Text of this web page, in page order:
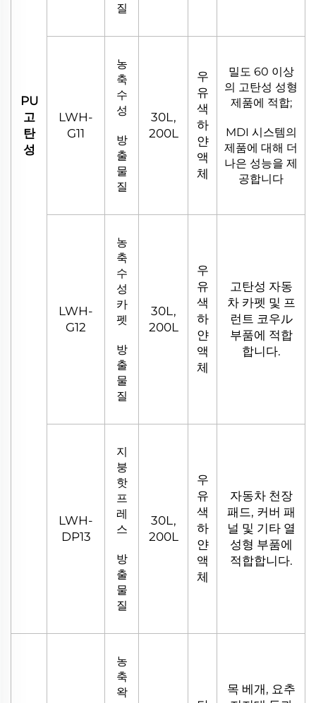
PU
고
탄
성
질
LWH-
G11
농
축
수
성
방
출
물
질
30L,
200L
우
유
색
하
얀
액
체
밀도 60 이상
의 고탄성 성형
제품에 적합;
MDI 시스템의
제품에 대해 더
나은 성능을 제
공합니다
LWH-
G12
농
축
수
성
카
펫
방
출
물
질
30L,
200L
우
유
색
하
얀
액
체
고탄성 자동
차 카펫 및 프
런트 코우ル
부품에 적합
합니다.
LWH-
DP13
지
붕
핫
프
레
스
방
출
물
질
30L,
200L
우
유
색
하
얀
액
체
자동차 천장
패드, 커버 패
널 및 기타 열
성형 부품에
적합합니다.
농
축
왁
목 베개, 요추